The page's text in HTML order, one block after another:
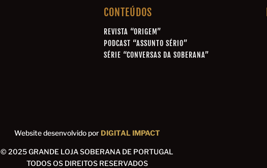
CONTEÚDOS
REVISTA “ORIGEM”
PODCAST “ASSUNTO SÉRIO”
SÉRIE “CONVERSAS DA SOBERANA”
Website desenvolvido por DIGITAL IMPACT
© 2025 GRANDE LOJA SOBERANA DE PORTUGAL
TODOS OS DIREITOS RESERVADOS